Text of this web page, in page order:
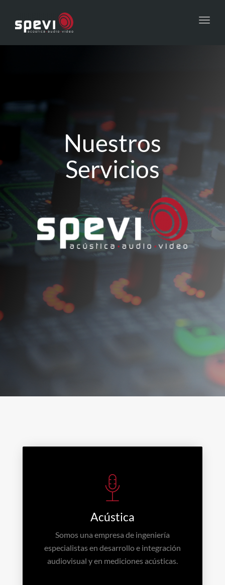
Nuestros
Servicios
Acústica
Somos una empresa de ingeniería
especialistas en desarrollo e integración
audiovisual y en mediciones acústicas.